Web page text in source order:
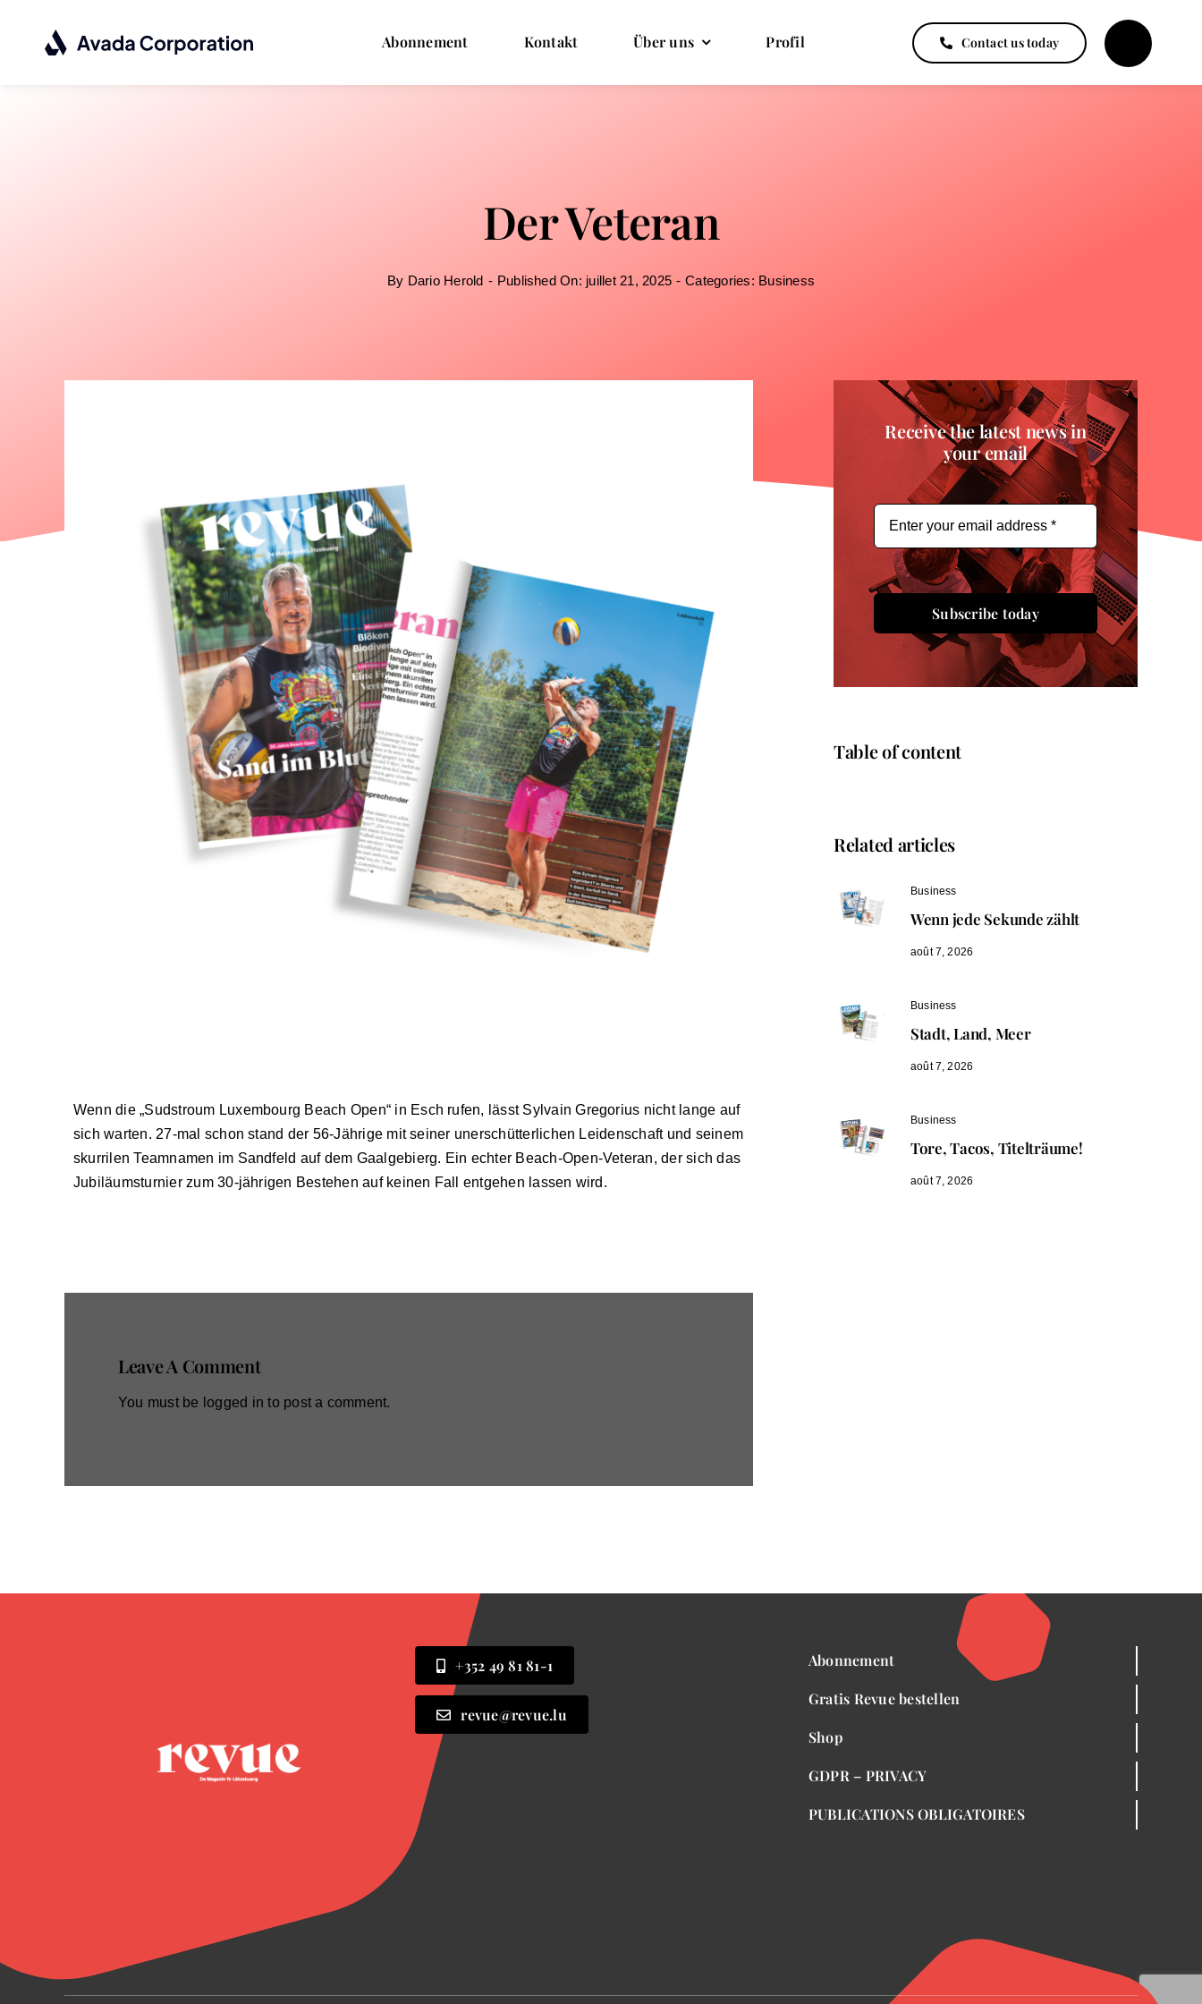
contenu
Abonnement Kontakt Über uns Profil Contact us today
Der Veteran
By Dario Herold - Published On: juillet 21, 2025 - Categories: Business
Wenn die „Sudstroum Luxembourg Beach Open“ in Esch rufen, lässt Sylvain Gregorius nicht lange auf
sich warten. 27-mal schon stand der 56-Jährige mit seiner unerschütterlichen Leidenschaft und seinem
skurrilen Teamnamen im Sandfeld auf dem Gaalgebierg. Ein echter Beach-Open-Veteran, der sich das
Jubiläumsturnier zum 30-jährigen Bestehen auf keinen Fall entgehen lassen wird.
Leave A Comment
You must be logged in to post a comment.
Receive the latest news in
your email
Subscribe today
Table of content
Related articles
Business
Wenn jede Sekunde zählt
août 7, 2026
Business
Stadt, Land, Meer
août 7, 2026
Business
Tore, Tacos, Titelträume!
août 7, 2026
+352 49 81 81-1
revue@revue.lu
Abonnement
Gratis Revue bestellen
Shop
GDPR – PRIVACY
PUBLICATIONS OBLIGATOIRES